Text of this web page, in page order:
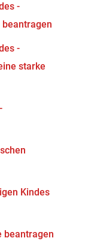
-
-
starke
Kindes
beantragen